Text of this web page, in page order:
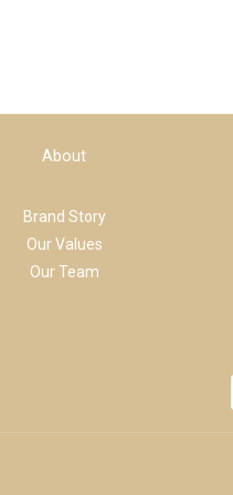
About
Brand Story
Our Values
Our Team